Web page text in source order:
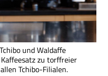
und Waldaffe
zu torffreier
Tchibo-Filialen.